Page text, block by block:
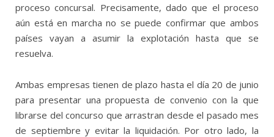
proceso concursal. Precisamente, dado que el proceso
aún está en marcha no se puede confirmar que ambos
países vayan a asumir la explotación hasta que se
resuelva.
Ambas empresas tienen de plazo hasta el día 20 de junio
para presentar una propuesta de convenio con la que
librarse del concurso que arrastran desde el pasado mes
de septiembre y evitar la liquidación. Por otro lado, la